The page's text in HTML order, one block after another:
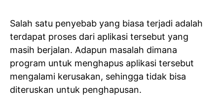
Salah satu penyebab yang biasa terjadi adalah
terdapat proses dari aplikasi tersebut yang
masih berjalan. Adapun masalah dimana
program untuk menghapus aplikasi tersebut
mengalami kerusakan, sehingga tidak bisa
diteruskan untuk penghapusan.